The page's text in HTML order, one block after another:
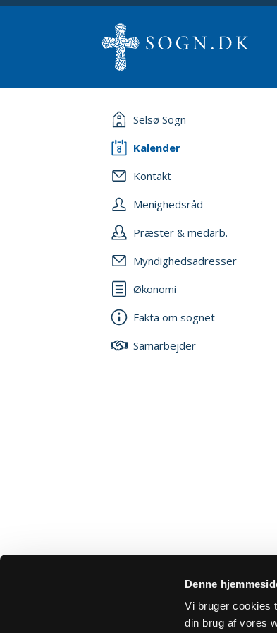
Denne
Vi bruger cookies
din brug af vores
Selsø Sogn
Kalender
Kontakt
Menighedsråd
Præster & medarb.
Myndighedsadresser
Økonomi
Fakta om sognet
Samarbejder